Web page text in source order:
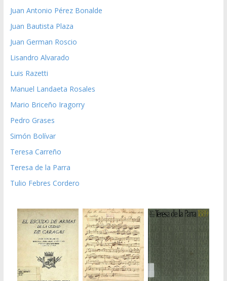
Juan Antonio Pérez Bonalde
Juan Bautista Plaza
Juan German Roscio
Lisandro Alvarado
Luis Razetti
Manuel Landaeta Rosales
Mario Briceño Iragorry
Pedro Grases
Simón Bolívar
Teresa Carreño
Teresa de la Parra
Tulio Febres Cordero